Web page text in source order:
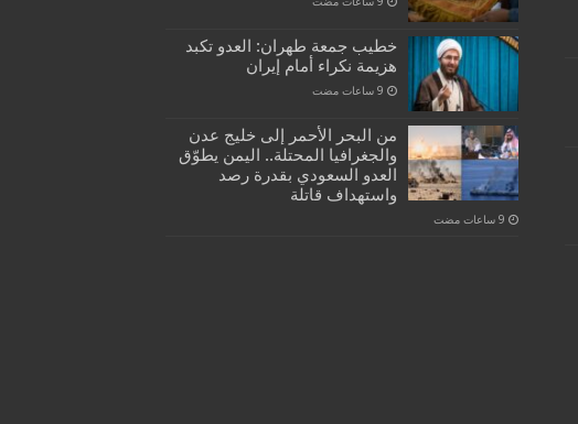
خطيب جمعة طهران: العدو تكبد
هزيمة نكراء أمام إيران
من البحر الأحمر إلى خليج عدن
والجغرافيا المحتلة.. اليمن يطوّق
العدو السعودي بقدرة رصد
واستهداف قاتلة